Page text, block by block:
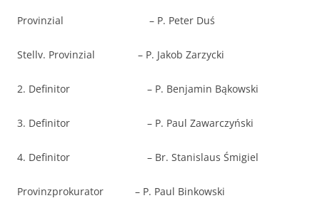
Provinzial – P. Peter Duś
Stellv. Provinzial – P. Jakob Zarzycki
2. Definitor – P. Benjamin Bąkowski
3. Definitor – P. Paul Zawarczyński
4. Definitor – Br. Stanislaus Śmigiel
Provinzprokurator – P. Paul Binkowski